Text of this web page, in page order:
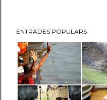
ENTRADES POPULARS